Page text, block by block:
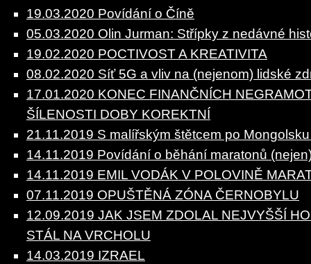
19.03.2020 Povídání o Číně
05.03.2020 Olin Jurman: Střípky z nedávné
19.02.2020 POCTIVOST A KREATIVITA
08.02.2020 Síť 5G a vliv na (nejenom) lidské
17.01.2020 KONEC FINANČNÍCH
ŠÍLENOSTI DOBY KOREKTNÍ
21.11.2019 S malířským štětcem po
14.11.2019 Povídání o běhání maratonů
14.11.2019 EMIL VODÁK V POLOVINĚ
07.11.2019 OPUŠTĚNÁ ZÓNA ČERNOBYLU
12.09.2019 JAK JSEM ZDOLAL NEJVYŠŠÍ
STÁL NA VRCHOLU
14.03.2019 IZRAEL